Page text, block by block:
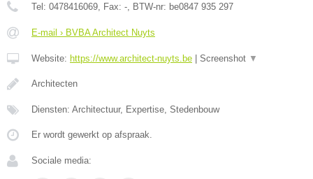
Tel: 0478416069 , Fax: - , BTW-nr: be0847 935 297
E-mail › BVBA Architect Nuyts
Website: https://www.architect-nuyts.be Screenshot ▼
Architecten
Diensten: Architectuur, Expertise, Stedenbouw
Er wordt gewerkt op afspraak.
Sociale media: